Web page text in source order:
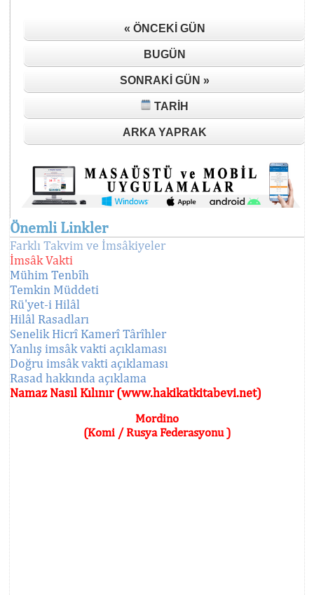
« ÖNCEKI GÜN
BUGÜN
SONRAKI GÜN »
TARIH
ARKA YAPRAK
Önemli Linkler
Farklı Takvim ve İmsâkiyeler
İmsâk Vakti
Mühim Tenbîh
Temkin Müddeti
Rü'yet-i Hilâl
Hilâl Rasadları
Senelik Hicrî Kamerî Târîhler
Yanlış imsâk vakti açıklaması
Doğru imsâk vakti açıklaması
Rasad hakkında açıklama
Namaz Nasıl Kılınır (www.hakikatkitabevi.net)
Mordino
(Komi / Rusya Federasyonu )